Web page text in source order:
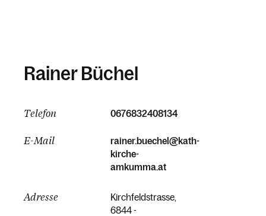
Rainer Büchel
Telefon 0676832408134
E-Mail
rainer.buechel@kath-
kirche-
amkumma.at
Adresse
Kirchfeldstrasse,
6844 -